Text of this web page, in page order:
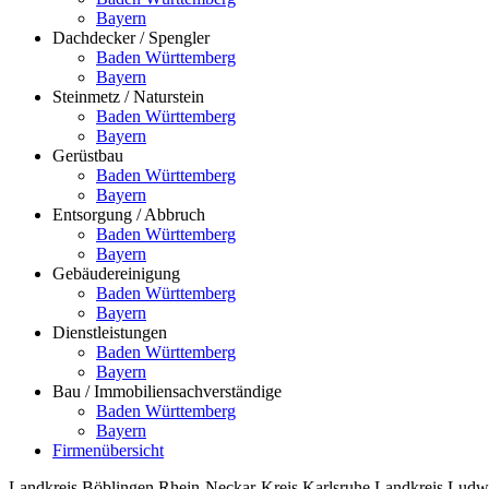
Bayern
Dachdecker / Spengler
Baden Württemberg
Bayern
Steinmetz / Naturstein
Baden Württemberg
Bayern
Gerüstbau
Baden Württemberg
Bayern
Entsorgung / Abbruch
Baden Württemberg
Bayern
Gebäudereinigung
Baden Württemberg
Bayern
Dienstleistungen
Baden Württemberg
Bayern
Bau / Immobiliensachverständige
Baden Württemberg
Bayern
Firmenübersicht